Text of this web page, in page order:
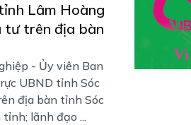
Lâm Hoàng
tư trên địa bàn
- Ủy viên Ban
UBND tỉnh Sóc
địa bàn tỉnh Sóc
lãnh đạo ...